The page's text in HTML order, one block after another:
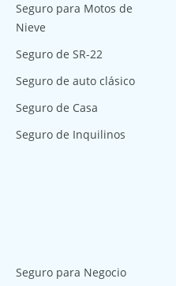
Seguro para Motos de
Nieve
Seguro de SR-22
Seguro de auto clásico
Seguro de Casa
Seguro de Inquilinos
Seguro para Negocio